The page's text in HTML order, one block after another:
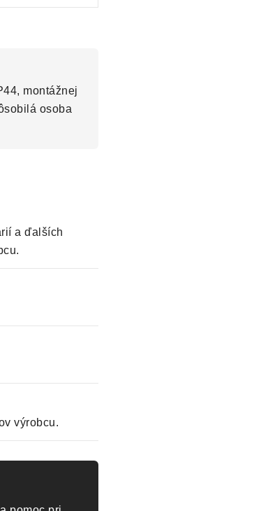
montážnej
osoba
a ďalších
výrobcu.